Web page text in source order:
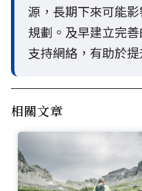
源，長期下來可能
規劃。及早建立完
支持網絡，有助於
相關文章